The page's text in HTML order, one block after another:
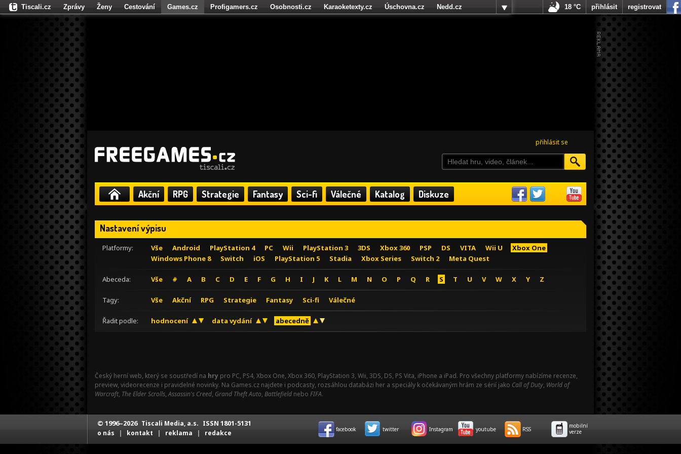
přihlásit se
Akční RPG Strategie Fantasy Sci-fi Válečné Katalog Diskuze
Nastavení výpisu
Platformy: Vše Android PlayStation 4 PC Wii PlayStation 3 3DS Xbox 360 PSP DS VITA Wii U
Xbox One
Windows Phone 8
Switch iOS PlayStation 5 Stadia Xbox Series Switch 2 Meta Quest
Abeceda: Vše # A B C D E F G H I J K L M N O P Q R S T U V W X Y Z
Tagy: Vše Akční RPG Strategie Fantasy Sci-fi Válečné
Řadit podle: hodnocení data vydání abecedně
Český herní web, který se soustředí na hry pro PC, PS4, Xbox One, Xbox 360, PlayStation 3, Wii, 3DS, DS, PS Vita, iPhone a iPad. Pro všechny platformy nabízíme recenze,
preview, videorecenze i pravidelné novinky. Na Games.cz najdete i podcasty, rozsáhlou databázi her a speciály k očekávaným hrám ze sérií jako Call of Duty, World of
Warcraft, The Elder Scrolls,Assassin's Creed, Grand Theft Auto, Battlefield nebo FIFA.
Tiscali.cz Zprávy Ženy Cestování Games.cz Profigamers.cz Osobnosti.cz Karaoketexty.cz Úschovna.cz
Nedd.cz
Fights.cz
18 °C přihlásit registrovat
© 1996–2026 Tiscali Media, a.s. ISSN 1801-5131
o nás | kontakt | reklama | redakce facebook twitter Instagram youtube RSS
mobilní
verze